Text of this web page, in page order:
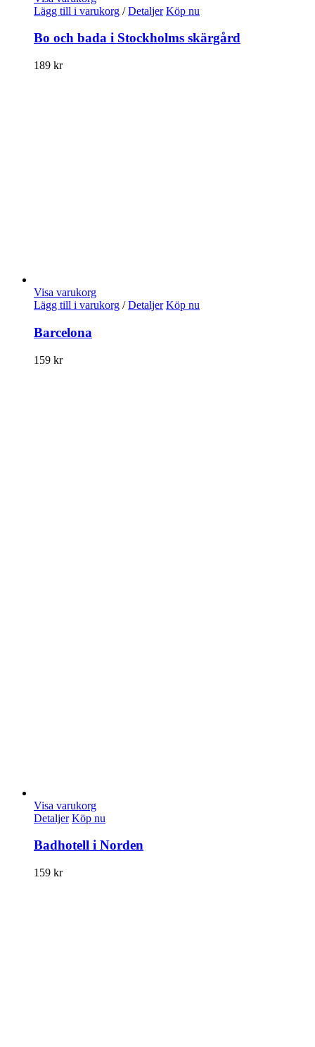
Lägg till i varukorg / Detaljer Köp nu
Bo och bada i Stockholms skärgård
189 kr
Visa varukorg
Lägg till i varukorg / Detaljer Köp nu
Barcelona
159 kr
Visa varukorg
Detaljer Köp nu
Badhotell i Norden
159 kr